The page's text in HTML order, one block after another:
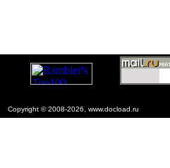
Copyright © 2008-2026, www.docload.ru